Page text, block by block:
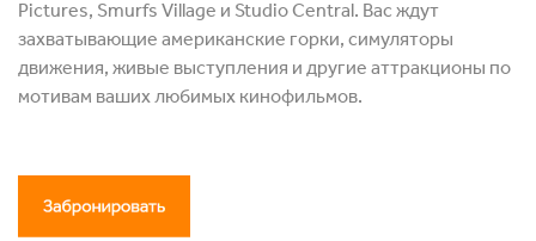
Pictures, Smurfs Village и Studio Central. Вас ждут
захватывающие американские горки, симуляторы
движения, живые выступления и другие аттракционы по
мотивам ваших любимых кинофильмов.